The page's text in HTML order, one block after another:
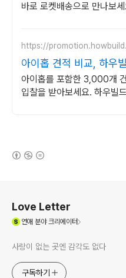
바로 로켓배송으로 만나보
https://
아이홉 견적 비교, 하우
아이홉를 포함한 3,000개
입찰을 받아보세요. 하우빌드
Love Letter
연애 분야 크리에이터
사랑이 없는 곳엔 감각도 없다
구독하기